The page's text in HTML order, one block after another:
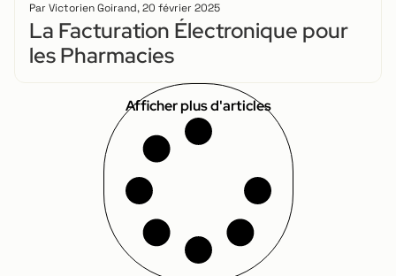
Par Victorien Goirand,20 février 2025
La Facturation Électronique pour
les Pharmacies
Afficher plus d'articles